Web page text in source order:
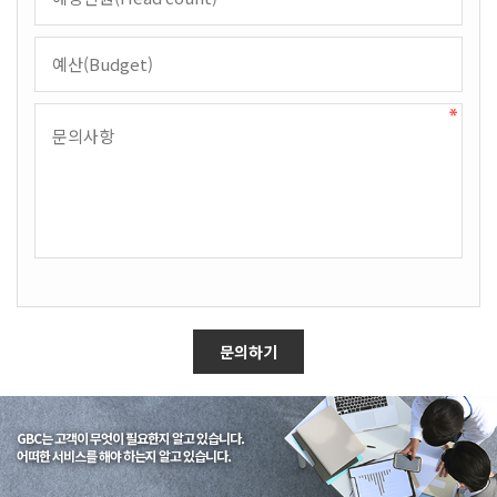
GBC는 고객이 무엇이 필요한지 알고 있습니다.
어떠한 서비스를 해야 하는지 알고 있습니다.